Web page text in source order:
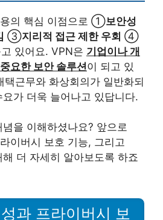
용의 핵심 이점으로 ①보안성
③지리적 접근 제한 우회 ④
있어요. VPN은 기업이나 개
요한 보안 솔루션이 되고 있
택근무와 화상회의가 일반화되
가 더욱 늘어나고 있답니다.
을 이해하셨나요? 앞으로
이버시 보호 기능, 그리고
더 자세히 알아보도록 하죠
과 프라이버시 보